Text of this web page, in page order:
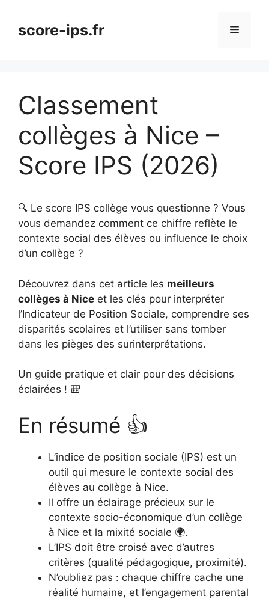
contenuscore-ips.fr Menu
Classement
collèges à Nice –
Score IPS (2026)
🔍 Le score IPS collège vous questionne ? Vous
vous demandez comment ce chiffre reflète le
contexte social des élèves ou influence le choix
d’un collège ?
Découvrez dans cet article les meilleurs
collèges à Nice et les clés pour interpréter
l’Indicateur de Position Sociale, comprendre ses
disparités scolaires et l’utiliser sans tomber
dans les pièges des surinterprétations.
Un guide pratique et clair pour des décisions
éclairées ! 🎒
En résumé 👍
L’indice de position sociale (IPS) est un
outil qui mesure le contexte social des
élèves au collège à Nice.
Il offre un éclairage précieux sur le
contexte socio-économique d’un collège
à Nice et la mixité sociale 🌍.
L’IPS doit être croisé avec d’autres
critères (qualité pédagogique, proximité).
N’oubliez pas : chaque chiffre cache une
réalité humaine, et l’engagement parental